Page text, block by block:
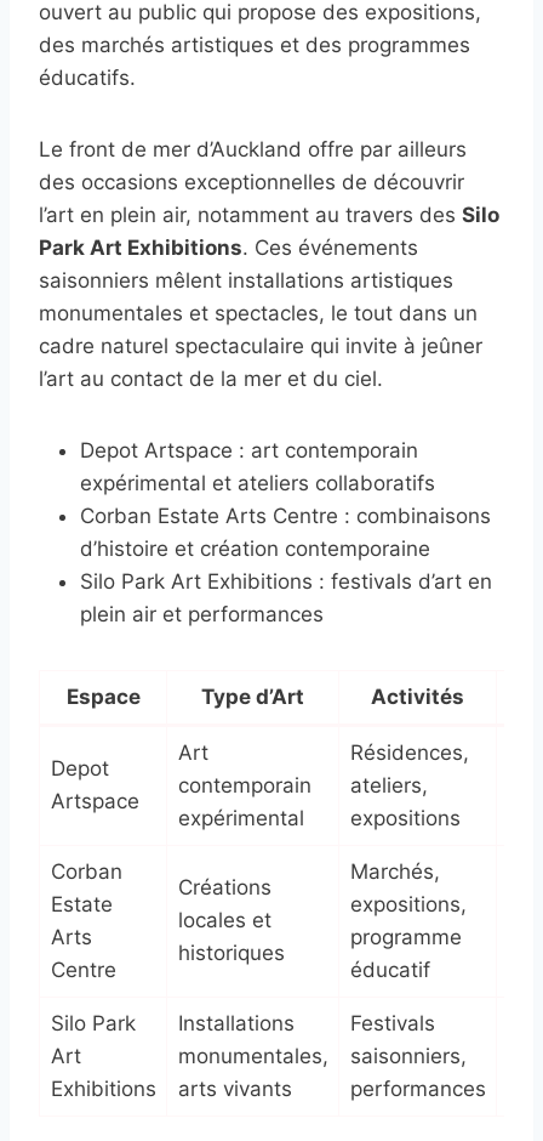
ouvert au public qui propose des expositions,
des marchés artistiques et des programmes
éducatifs.
Le front de mer d’Auckland offre par ailleurs
des occasions exceptionnelles de découvrir
l’art en plein air, notamment au travers des Silo
Park Art Exhibitions. Ces événements
saisonniers mêlent installations artistiques
monumentales et spectacles, le tout dans un
cadre naturel spectaculaire qui invite à jeûner
l’art au contact de la mer et du ciel.
Depot Artspace : art contemporain
expérimental et ateliers collaboratifs
Corban Estate Arts Centre : combinaisons
d’histoire et création contemporaine
Silo Park Art Exhibitions : festivals d’art en
plein air et performances
Espace Type d’Art Activités
Depot
Artspace
Art
contemporain
expérimental
Résidences,
ateliers,
expositions
Corban
Estate
Arts
Centre
Créations
locales et
historiques
Marchés,
expositions,
programme
éducatif
Silo Park
Art
Exhibitions
Installations
monumentales,
arts vivants
Festivals
saisonniers,
performances